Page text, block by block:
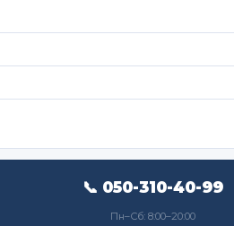
📞 050-310-40-99
Пн–Сб: 8:00–20:00